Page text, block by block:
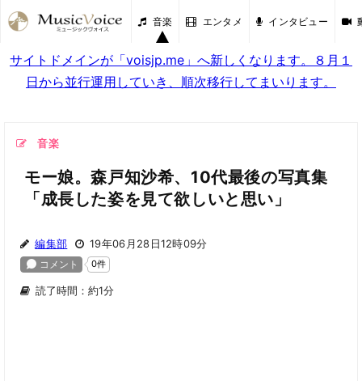
音楽 エンタメ インタビュー
サイトドメインが「voisjp.me」へ新しくなります。８月１
日から並行運用していき、順次移行してまいります。
音楽
モー娘。森戸知沙希、10代最後の写真集
「成長した姿を見て欲しいと思い」
編集部 19年06月28日12時09分
読了時間：約1分